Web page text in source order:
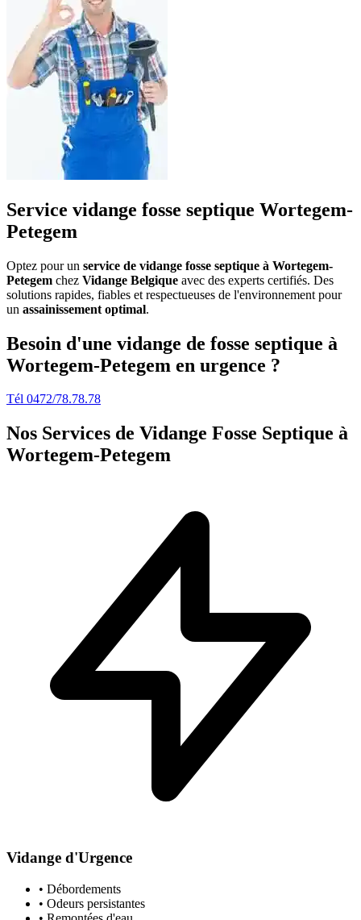
Service vidange fosse septique Wortegem-
Petegem
Optez pour un service de vidange fosse septique à Wortegem-
Petegem chez Vidange Belgique avec des experts certifiés. Des
solutions rapides, fiables et respectueuses de l'environnement pour
un assainissement optimal.
Besoin d'une vidange de fosse septique à
Wortegem-Petegem en urgence ?
Tél 0472/78.78.78
Nos Services de Vidange Fosse Septique à
Wortegem-Petegem
Vidange d'Urgence
• Débordements
• Odeurs persistantes